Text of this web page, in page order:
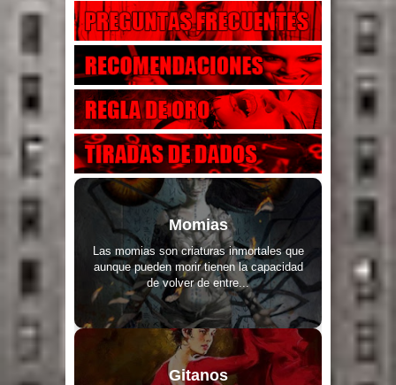
Momias
Las momias son criaturas inmortales que
aunque pueden morir tienen la capacidad
de volver de entre...
Gitanos